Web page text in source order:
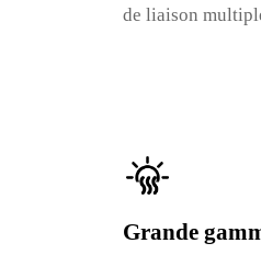
de liaison
Grande